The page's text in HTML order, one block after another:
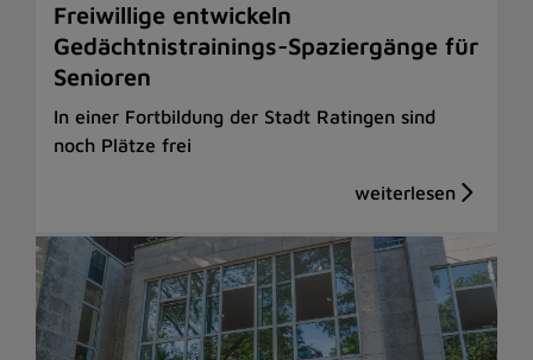
Freiwillige entwickeln
Gedächtnistrainings-Spaziergänge für
Senioren
In einer Fortbildung der Stadt Ratingen sind
noch Plätze frei